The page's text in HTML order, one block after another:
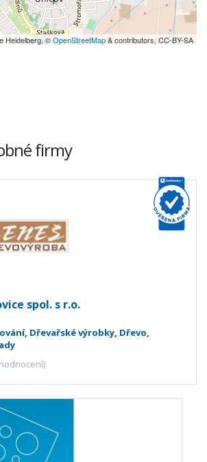
Heidelberg, ©OpenStreetMap& contributors, CC-BY-SA
firmy
spol. s r.o.
, Dřevařské výrobky, Dřevo,
hodnocení)